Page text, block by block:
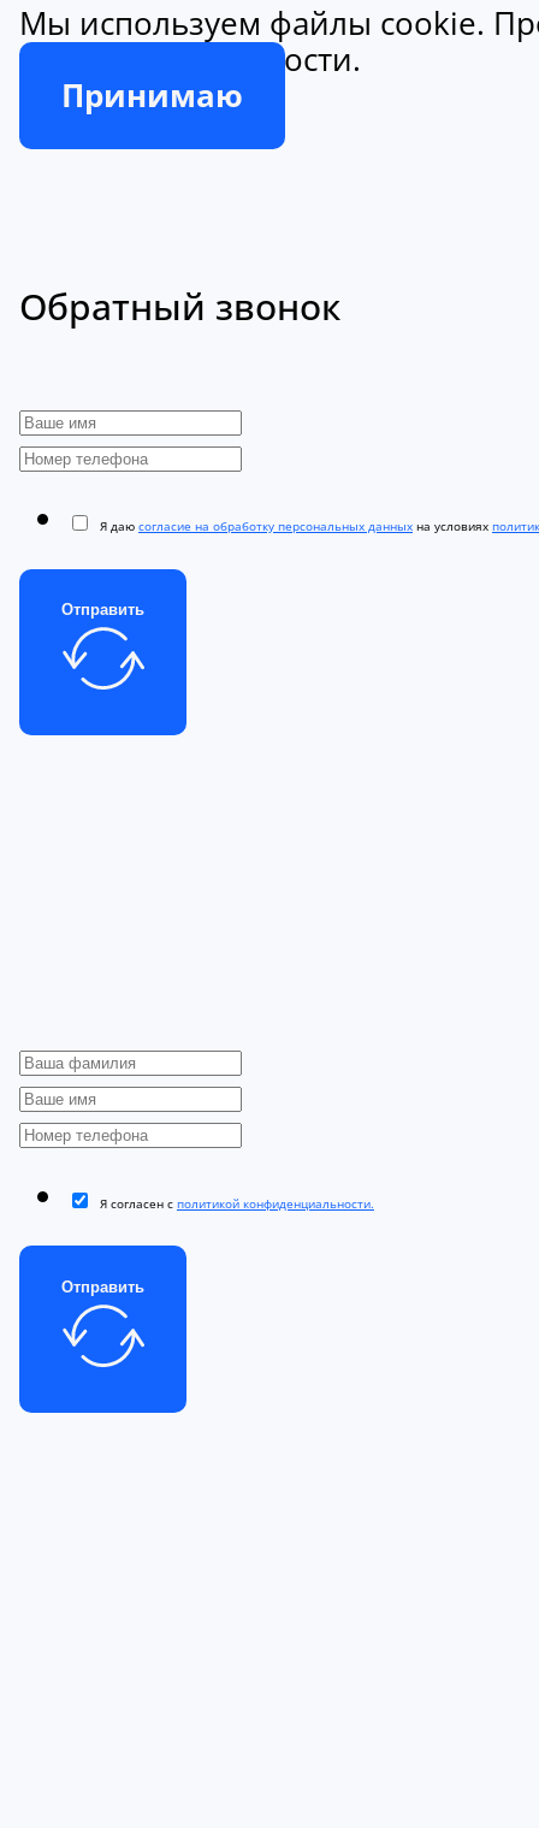
Мы используем файлы cookie.
конфиденциальности.
Принимаю
Обратный звонок
Я даю согласие на обработку персональных данных на условиях
Отправить
Я согласен с политикой конфиденциальности.
Отправить